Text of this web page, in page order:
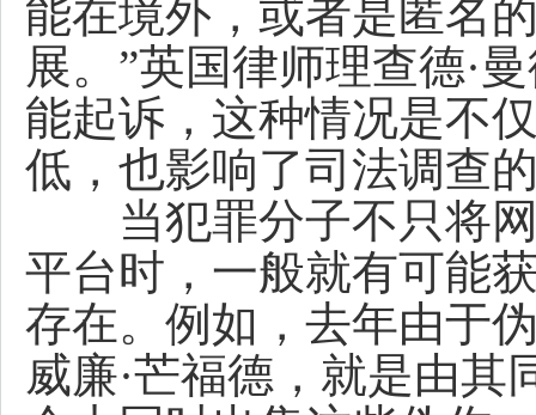
能在境外，或者是匿名
展。”英国律师理查德·
能起诉，这种情况是不
低，也影响了司法调查
当犯罪分子不只将网
平台时，一般就有可能
存在。例如，去年由于
威廉·芒福德，就是由其